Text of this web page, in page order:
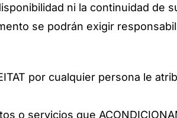
ni la continuidad de
se podrán exigir
por cualquier persona le
o servicios que